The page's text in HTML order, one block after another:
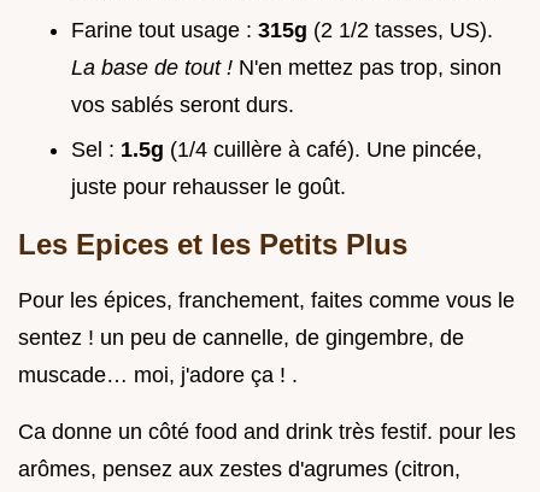
Farine tout usage : 315g (2 1/2 tasses, US).
La base de tout ! N'en mettez pas trop, sinon
vos sablés seront durs.
Sel : 1.5g (1/4 cuillère à café). Une pincée,
juste pour rehausser le goût.
Les Epices et les Petits Plus
Pour les épices, franchement, faites comme vous le
sentez ! un peu de cannelle, de gingembre, de
muscade… moi, j'adore ça ! .
Ca donne un côté food and drink très festif. pour les
arômes, pensez aux zestes d'agrumes (citron,